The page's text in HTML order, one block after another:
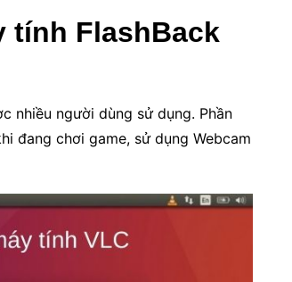
tính FlashBack
nhiều người dùng sử dụng. Phần
đang chơi game, sử dụng Webcam